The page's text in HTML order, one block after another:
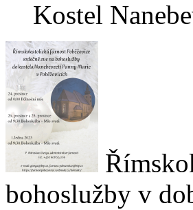
Kostel
bohoslužby v